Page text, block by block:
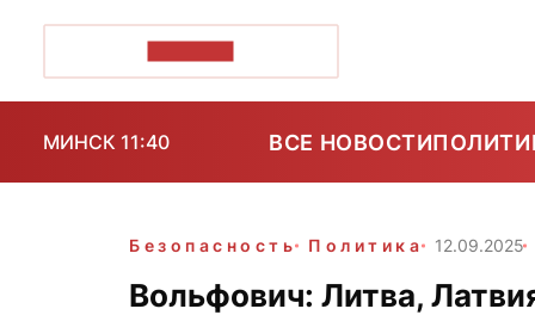
МИНСК 11:40 ВСЕ НОВОСТИ
Безопасность Политика 12.09.2025
Вольфович: Литва,